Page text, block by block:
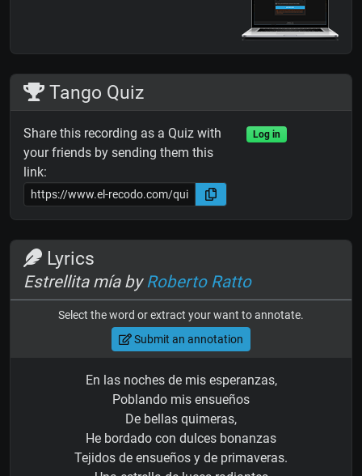
Tango Quiz
Share this recording as a Quiz with
your friends by sending them this
link:
Log in
Lyrics
Estrellita mía byRoberto Ratto
Select the word or extract your want to annotate.
Submit an annotation
En las noches de mis esperanzas,
Poblando mis ensueños
De bellas quimeras,
He bordado con dulces bonanzas
Tejidos de ensueños y de primaveras.